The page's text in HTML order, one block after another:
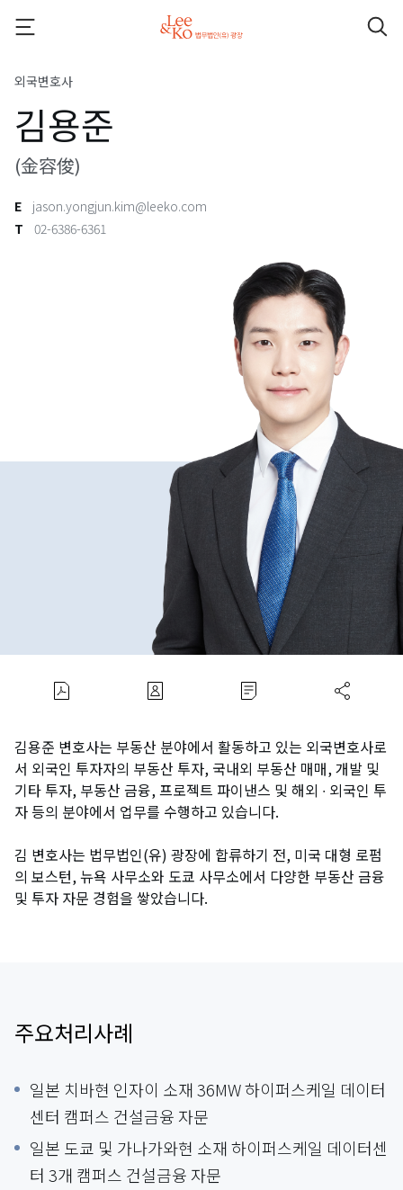
외국변호사
김용준
(金容俊)
E
jason.yongjun.kim@leeko.com
T
02-6386-6361
김용준 변호사는 부동산 분야에서 활동하고 있는 외국변호사로
서 외국인 투자자의 부동산 투자, 국내외 부동산 매매, 개발 및
기타 투자, 부동산 금융, 프로젝트 파이낸스 및 해외 ∙ 외국인 투
자 등의 분야에서 업무를 수행하고 있습니다.
김 변호사는 법무법인(유) 광장에 합류하기 전, 미국 대형 로펌
의 보스턴, 뉴욕 사무소와 도쿄 사무소에서 다양한 부동산 금융
및 투자 자문 경험을 쌓았습니다.
주요처리사례
일본 치바현 인자이 소재 36MW 하이퍼스케일 데이터
센터 캠퍼스 건설금융 자문
일본 도쿄 및 가나가와현 소재 하이퍼스케일 데이터센
터 3개 캠퍼스 건설금융 자문